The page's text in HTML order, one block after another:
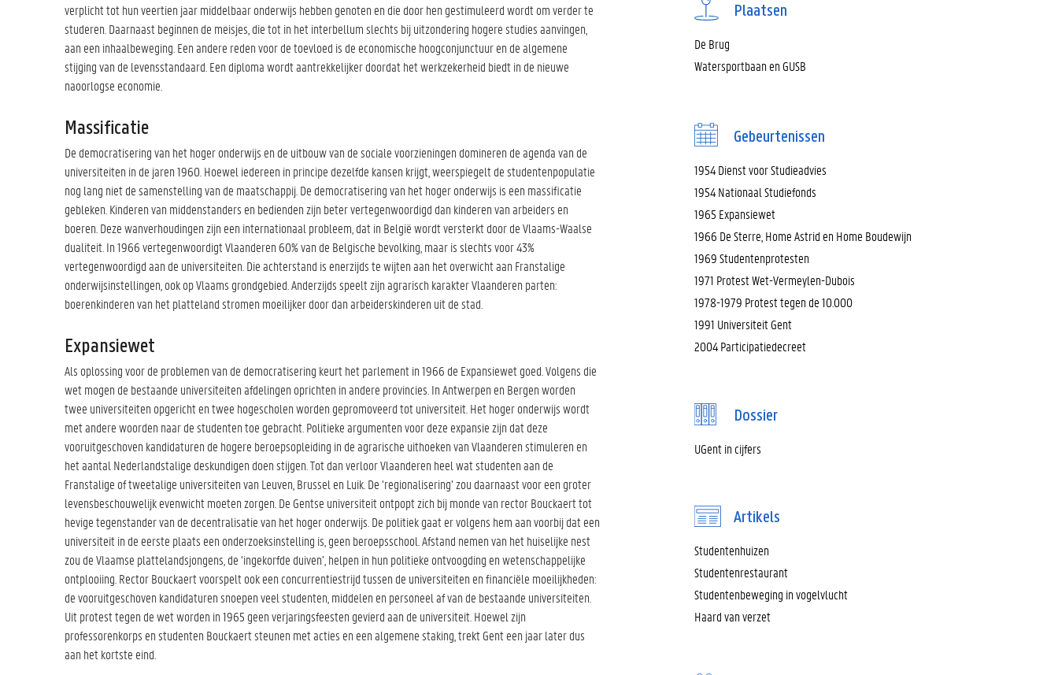
verplicht tot hun veertien jaar middelbaar onderwijs hebben genoten en die door hen gestimuleerd wordt om verder te
studeren. Daarnaast beginnen de meisjes, die tot in het interbellum slechts bij uitzondering hogere studies aanvingen,
aan een inhaalbeweging. Een andere reden voor de toevloed is de economische hoogconjunctuur en de algemene
stijging van de levensstandaard. Een diploma wordt aantrekkelijker doordat het werkzekerheid biedt in de nieuwe
naoorlogse economie.
Massificatie
De democratisering van het hoger onderwijs en de uitbouw van de sociale voorzieningen domineren de agenda van de
universiteiten in de jaren 1960. Hoewel iedereen in principe dezelfde kansen krijgt, weerspiegelt de studentenpopulatie
nog lang niet de samenstelling van de maatschappij. De democratisering van het hoger onderwijs is een massificatie
gebleken. Kinderen van middenstanders en bedienden zijn beter vertegenwoordigd dan kinderen van arbeiders en
boeren. Deze wanverhoudingen zijn een internationaal probleem, dat in België wordt versterkt door de Vlaams-Waalse
dualiteit. In 1966 vertegenwoordigt Vlaanderen 60% van de Belgische bevolking, maar is slechts voor 43%
vertegenwoordigd aan de universiteiten. Die achterstand is enerzijds te wijten aan het overwicht aan Franstalige
onderwijsinstellingen, ook op Vlaams grondgebied. Anderzijds speelt zijn agrarisch karakter Vlaanderen parten:
boerenkinderen van het platteland stromen moeilijker door dan arbeiderskinderen uit de stad.
Expansiewet
Als oplossing voor de problemen van de democratisering keurt het parlement in 1966 de Expansiewet goed. Volgens die
wet mogen de bestaande universiteiten afdelingen oprichten in andere provincies. In Antwerpen en Bergen worden
twee universiteiten opgericht en twee hogescholen worden gepromoveerd tot universiteit. Het hoger onderwijs wordt
met andere woorden naar de studenten toe gebracht. Politieke argumenten voor deze expansie zijn dat deze
vooruitgeschoven kandidaturen de hogere beroepsopleiding in de agrarische uithoeken van Vlaanderen stimuleren en
het aantal Nederlandstalige deskundigen doen stijgen. Tot dan verloor Vlaanderen heel wat studenten aan de
Franstalige of tweetalige universiteiten van Leuven, Brussel en Luik. De ‘regionalisering’ zou daarnaast voor een groter
levensbeschouwelijk evenwicht moeten zorgen. De Gentse universiteit ontpopt zich bij monde van rector Bouckaert tot
hevige tegenstander van de decentralisatie van het hoger onderwijs. De politiek gaat er volgens hem aan voorbij dat een
universiteit in de eerste plaats een onderzoeksinstelling is, geen beroepsschool. Afstand nemen van het huiselijke nest
zou de Vlaamse plattelandsjongens, de ‘ingekorfde duiven’, helpen in hun politieke ontvoogding en wetenschappelijke
ontplooiing. Rector Bouckaert voorspelt ook een concurrentiestrijd tussen de universiteiten en financiële moeilijkheden:
de vooruitgeschoven kandidaturen snoepen veel studenten, middelen en personeel af van de bestaande universiteiten.
Uit protest tegen de wet worden in 1965 geen verjaringsfeesten gevierd aan de universiteit. Hoewel zijn
professorenkorps en studenten Bouckaert steunen met acties en een algemene staking, trekt Gent een jaar later dus
aan het kortste eind.
Plaatsen
De Brug
Watersportbaan en GUSB
Gebeurtenissen
1954 Dienst voor Studieadvies
1954 Nationaal Studiefonds
1965 Expansiewet
1966 De Sterre, Home Astrid en Home Boudewijn
1969 Studentenprotesten
1971 Protest Wet-Vermeylen-Dubois
1978-1979 Protest tegen de 10.000
1991 Universiteit Gent
2004 Participatiedecreet
Dossier
UGent in cijfers
Artikels
Studentenhuizen
Studentenrestaurant
Studentenbeweging in vogelvlucht
Haard van verzet